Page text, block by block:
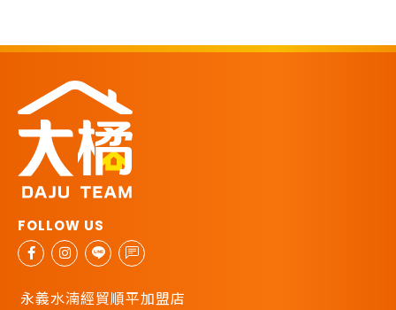
永義水湳經貿順平加盟店